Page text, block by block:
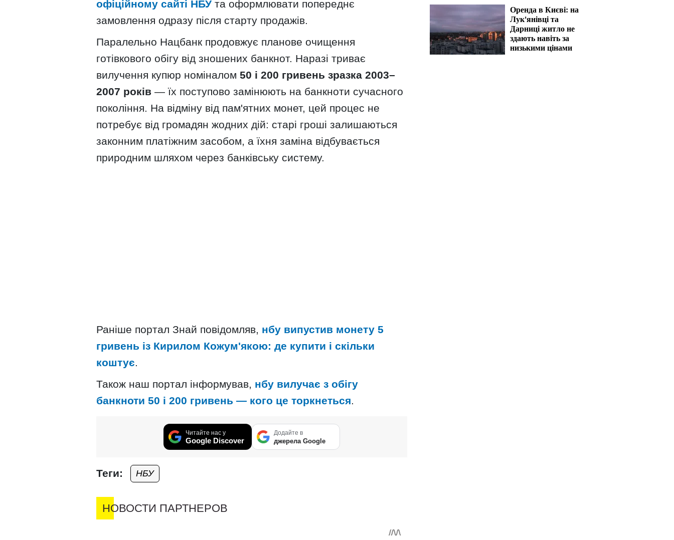
офіційному сайті НБУ та оформлювати попереднє
замовлення одразу після старту продажів.
Паралельно Нацбанк продовжує планове очищення
готівкового обігу від зношених банкнот. Наразі триває
вилучення купюр номіналом 50 і 200 гривень зразка 2003–
2007 років — їх поступово замінюють на банкноти сучасного
покоління. На відміну від пам'ятних монет, цей процес не
потребує від громадян жодних дій: старі гроші залишаються
законним платіжним засобом, а їхня заміна відбувається
природним шляхом через банківську систему.
Раніше портал Знай повідомляв, нбу випустив монету 5
гривень із Кирилом Кожум'якою: де купити і скільки
коштує.
Також наш портал інформував, нбу вилучає з обігу
банкноти 50 і 200 гривень — кого це торкнеться.
Читайте нас у
Google Discover
Додайте в
джерела Google
Теги: НБУ
НОВОСТИ ПАРТНЕРОВ
Оренда в Києві: на
Лук'янівці та
Дарниці житло не
здають навіть за
низькими цінами